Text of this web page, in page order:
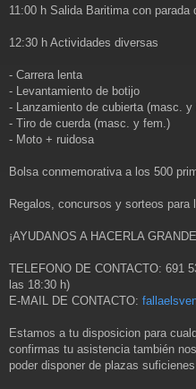
11:00 h Salida Baritima con parada
12:30 h Actividades diversas
- Carrera lenta
- Levantamiento de botijo
- Lanzamiento de cubierta (masc. y
- Tiro de cuerda (masc. y fem.)
- Moto + ruidosa
Bolsa conmemorativa a los 500
Regalos, concursos y sorteos para
¡AYUDANOS A HACERLA
TELEFONO DE CONTACTO: 691
las 18:30 h)
E-MAIL DE CONTACTO:
Estamos a tu disposicion para
confirmas tu asistencia también
poder disponer de plazas